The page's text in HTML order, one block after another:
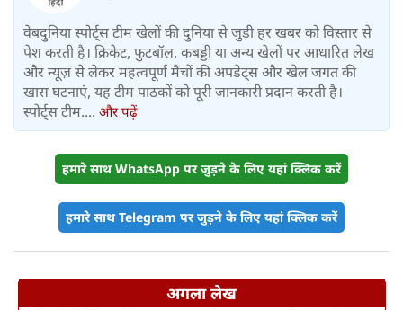
वेबदुनिया स्पोर्ट्स टीम खेलों की दुनिया से जुड़ी हर खबर को विस्तार से
पेश करती है। क्रिकेट, फुटबॉल, कबड्डी या अन्य खेलों पर आधारित लेख
और न्यूज़ से लेकर महत्वपूर्ण मैचों की अपडेट्स और खेल जगत की
खास घटनाएं, यह टीम पाठकों को पूरी जानकारी प्रदान करती है।
स्पोर्ट्स टीम.... और पढ़ें
हमारे साथ WhatsApp पर जुड़ने के लिए यहां क्लिक करें
हमारे साथ Telegram पर जुड़ने के लिए यहां क्लिक करें
अगला लेख